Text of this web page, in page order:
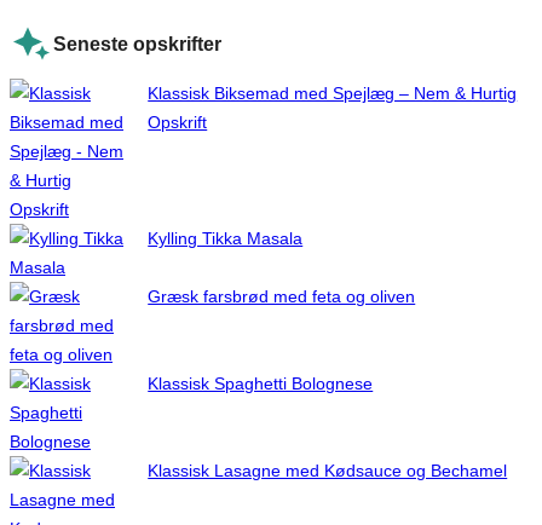
Seneste opskrifter
Klassisk Biksemad med Spejlæg – Nem & Hurtig
Opskrift
Kylling Tikka Masala
Græsk farsbrød med feta og oliven
Klassisk Spaghetti Bolognese
Klassisk Lasagne med Kødsauce og Bechamel